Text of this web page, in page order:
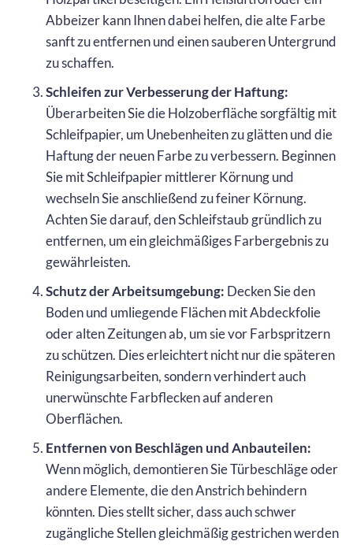
Abbeizer kann Ihnen dabei helfen, die alte Farbe
sanft zu entfernen und einen sauberen Untergrund
zu schaffen.
Schleifen zur Verbesserung der Haftung:
Überarbeiten Sie die Holzoberfläche sorgfältig mit
Schleifpapier, um Unebenheiten zu glätten und die
Haftung der neuen Farbe zu verbessern. Beginnen
Sie mit Schleifpapier mittlerer Körnung und
wechseln Sie anschließend zu feiner Körnung.
Achten Sie darauf, den Schleifstaub gründlich zu
entfernen, um ein gleichmäßiges Farbergebnis zu
gewährleisten.
Schutz der Arbeitsumgebung: Decken Sie den
Boden und umliegende Flächen mit Abdeckfolie
oder alten Zeitungen ab, um sie vor Farbspritzern
zu schützen. Dies erleichtert nicht nur die späteren
Reinigungsarbeiten, sondern verhindert auch
unerwünschte Farbflecken auf anderen
Oberflächen.
Entfernen von Beschlägen und Anbauteilen:
Wenn möglich, demontieren Sie Türbeschläge oder
andere Elemente, die den Anstrich behindern
könnten. Dies stellt sicher, dass auch schwer
zugängliche Stellen gleichmäßig gestrichen werden